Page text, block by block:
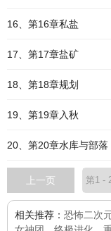
16、第16章私盐
17、第17章盐矿
18、第18章规划
19、第19章入秋
20、第20章水库与部落
上一页
相关推荐： 恐怖二次